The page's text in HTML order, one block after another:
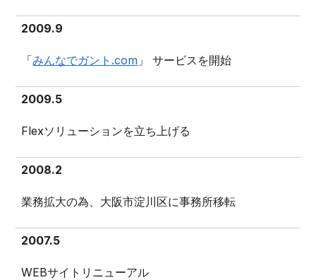
2009.9
「みんなでガント.com 」 サービスを開始
2009.5
Flexソリューションを立ち上げる
2008.2
業務拡大の為、大阪市淀川区に事務所移転
2007.5
WEBサイトリニューアル